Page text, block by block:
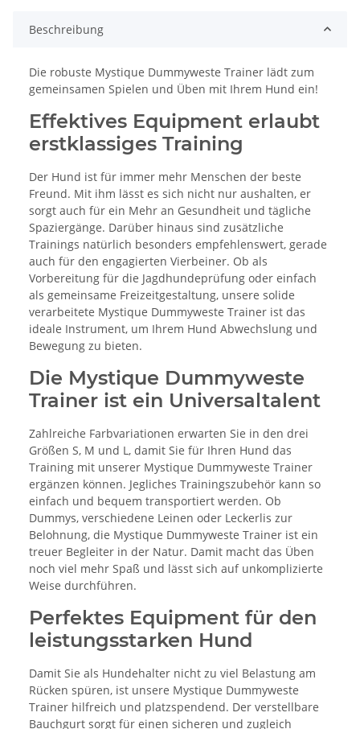
Beschreibung
Die robuste Mystique Dummyweste Trainer lädt zum
gemeinsamen Spielen und Üben mit Ihrem Hund ein!
Effektives Equipment erlaubt
erstklassiges Training
Der Hund ist für immer mehr Menschen der beste
Freund. Mit ihm lässt es sich nicht nur aushalten, er
sorgt auch für ein Mehr an Gesundheit und tägliche
Spaziergänge. Darüber hinaus sind zusätzliche
Trainings natürlich besonders empfehlenswert, gerade
auch für den engagierten Vierbeiner. Ob als
Vorbereitung für die Jagdhundeprüfung oder einfach
als gemeinsame Freizeitgestaltung, unsere solide
verarbeitete Mystique Dummyweste Trainer ist das
ideale Instrument, um Ihrem Hund Abwechslung und
Bewegung zu bieten.
Die Mystique Dummyweste
Trainer ist ein Universaltalent
Zahlreiche Farbvariationen erwarten Sie in den drei
Größen S, M und L, damit Sie für Ihren Hund das
Training mit unserer Mystique Dummyweste Trainer
ergänzen können. Jegliches Trainingszubehör kann so
einfach und bequem transportiert werden. Ob
Dummys, verschiedene Leinen oder Leckerlis zur
Belohnung, die Mystique Dummyweste Trainer ist ein
treuer Begleiter in der Natur. Damit macht das Üben
noch viel mehr Spaß und lässt sich auf unkomplizierte
Weise durchführen.
Perfektes Equipment für den
leistungsstarken Hund
Damit Sie als Hundehalter nicht zu viel Belastung am
Rücken spüren, ist unsere Mystique Dummyweste
Trainer hilfreich und platzspendend. Der verstellbare
Bauchgurt sorgt für einen sicheren und zugleich